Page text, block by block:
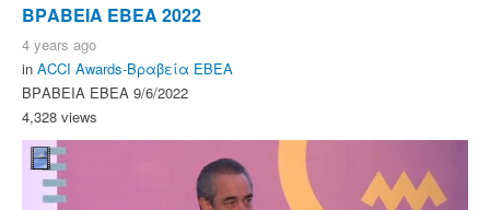
ΒΡΑΒΕΙΑ ΕΒΕΑ 2022
4 years ago
in ACCI Awards-Βραβεία ΕΒΕΑ
ΒΡΑΒΕΙΑ ΕΒΕΑ 9/6/2022
4,328 views